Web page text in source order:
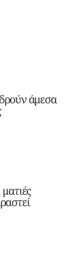
άμεσα